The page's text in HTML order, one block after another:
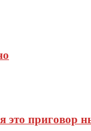
это приговор